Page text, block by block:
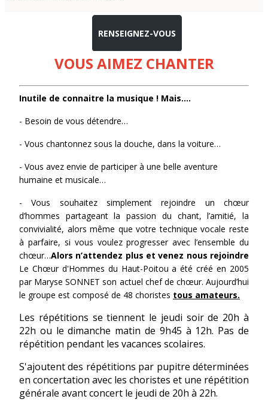
RENSEIGNEZ-VOUS
VOUS AIMEZ CHANTER
Inutile de connaitre la musique ! Mais….
- Besoin de vous détendre…
- Vous chantonnez sous la douche, dans la voiture…
- Vous avez envie de participer à une belle aventure
humaine et musicale…
- Vous souhaitez simplement rejoindre un chœur
d’hommes partageant la passion du chant, l’amitié, la
convivialité, alors même que votre technique vocale reste
à parfaire, si vous voulez progresser avec l’ensemble du
chœur…Alors n’attendez plus et venez nous rejoindre
Le Chœur d'Hommes du Haut-Poitou a été créé en 2005
par Maryse SONNET son actuel chef de chœur. Aujourd’hui
le groupe est composé de 48 choristes tous amateurs.
Les répétitions se tiennent le jeudi soir de 20h à
22h ou le dimanche matin de 9h45 à 12h. Pas de
répétition pendant les vacances scolaires.
S'ajoutent des répétitions par pupitre déterminées
en concertation avec les choristes et une répétition
générale avant concert le jeudi de 20h à 22h.